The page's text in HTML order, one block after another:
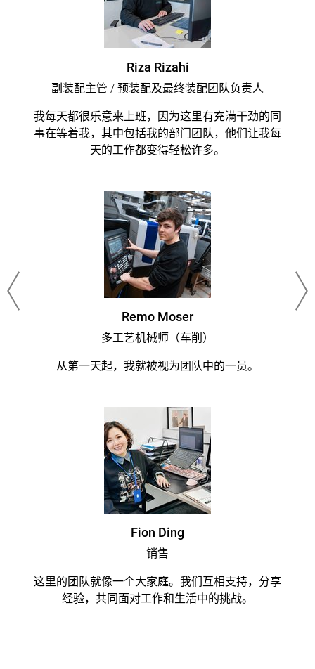
Riza Rizahi
副装配主管 / 预装配及最终装配团队负责人
我每天都很乐意来上班，因为这里有充满干劲的同
事在等着我，其中包括我的部门团队，他们让我每
天的工作都变得轻松许多。
Remo Moser
多工艺机械师（车削）
从第一天起，我就被视为团队中的一员。
Fion Ding
销售
这里的团队就像一个大家庭。我们互相支持，分享
经验，共同面对工作和生活中的挑战。